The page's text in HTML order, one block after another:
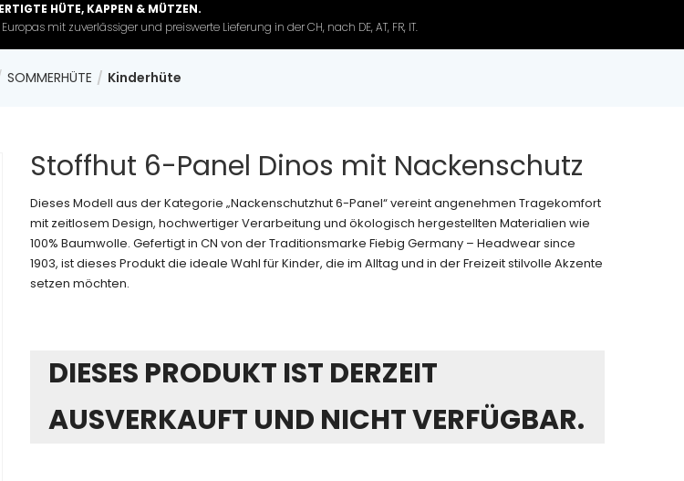
HÜTE, KAPPEN & MÜTZEN.
mit zuverlässiger und preiswerte Lieferung in der CH, nach DE, AT, FR, IT.
SOMMERHÜTE Kinderhüte
Stoffhut 6-Panel Dinos mit Nackenschutz
Dieses Modell aus der Kategorie „Nackenschutzhut 6-Panel“ vereint angenehmen Tragekomfort
mit zeitlosem Design, hochwertiger Verarbeitung und ökologisch hergestellten Materialien wie
100% Baumwolle. Gefertigt in CN von der Traditionsmarke Fiebig Germany – Headwear since
1903, ist dieses Produkt die ideale Wahl für Kinder, die im Alltag und in der Freizeit stilvolle Akzente
setzen möchten.
DIESES PRODUKT IST DERZEIT
AUSVERKAUFT UND NICHT VERFÜGBAR.